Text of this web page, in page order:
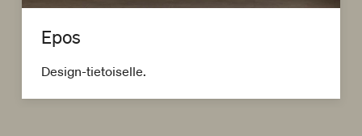
Epos
Design-tietoiselle.